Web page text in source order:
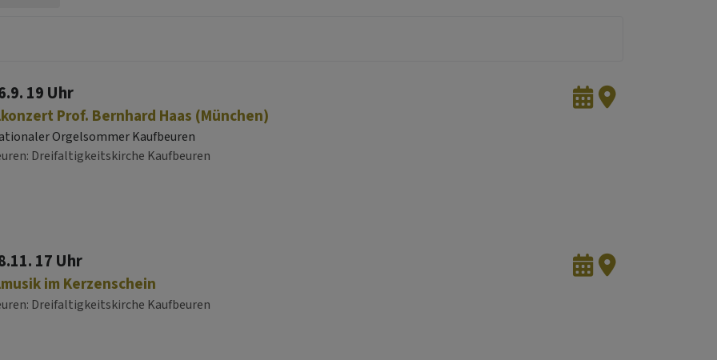
19 Uhr
Prof. Bernhard Haas (München)
Orgelsommer Kaufbeuren
Dreifaltigkeitskirche Kaufbeuren
17 Uhr
im Kerzenschein
Dreifaltigkeitskirche Kaufbeuren